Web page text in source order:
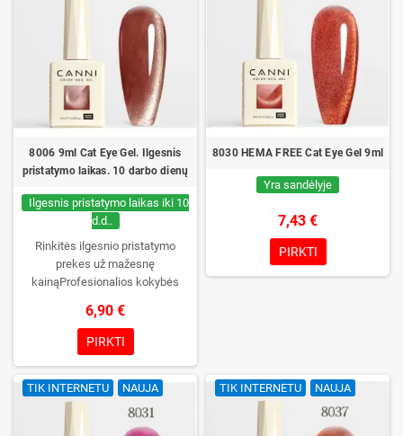
8006 9ml Cat Eye Gel. Ilgesnis
pristatymo laikas. 10 darbo dienų
Ilgesnis pristatymo laikas iki 10
d.d..
Rinkitės ilgesnio pristatymo
prekes už mažesnę
kainąProfesionalios kokybės
konsistencija, platus spalvų
pasirinkimas, patikimas stingimas
UV/LED lempose ir ilgas manikiūro
išliekamumas. Kiekvienas
buteliukas supakuotas į dėžutę –
pirmą kartą jį atidarysite tik Jūs.
6,90 €
PIRKTI
8030 HEMA FREE Cat Eye Gel 9ml
Yra sandėlyje
7,43 €
PIRKTI
TIK INTERNETU NAUJA TIK INTERNETU NAUJA